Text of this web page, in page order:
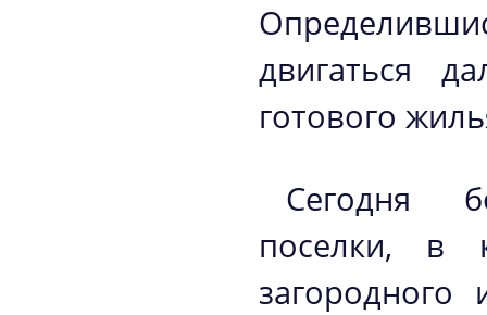
двигаться
готового
Сегодня
поселки, в